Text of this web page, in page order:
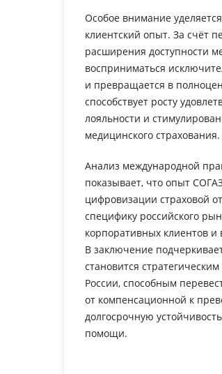
Особое внимание
клиентский опыт. За счёт
расширения доступности
восприниматься
и превращается в
способствует росту
лояльности и
медицинского страхования.
Анализ международной
показывает, что опыт
цифровизации страховой
специфику российского
корпоративных клиентов
В заключение
становится
России, способным
от компенсационной к
долгосрочную
помощи.